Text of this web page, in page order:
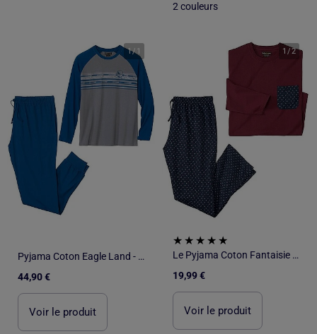
2 couleurs
1/1
Pyjama Coton Eagle Land - ATLAS FOR MEN
44,90 €
Voir le produit
1 /2
Le Pyjama Coton Fantaisie Bicolore - ATLAS FOR MEN
19,99 €
Voir le produit